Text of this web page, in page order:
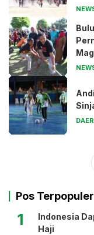
Pos Terpopuler
1
Indonesia
Haji